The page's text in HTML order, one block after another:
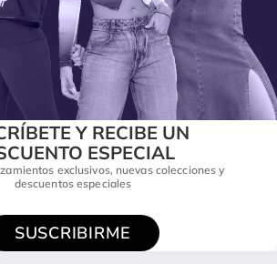
Y RECIBE UN
ESPECIAL
exclusivos, nuevas colecciones y
descuentos especiales
SUSCRIBIRME